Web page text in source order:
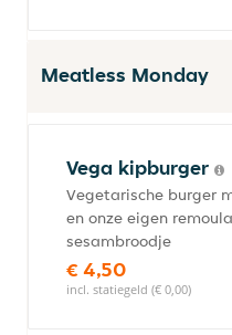
Meatless Monday
Vega kipburger
Vegetarische burger
en onze eigen
sesambroodje
€ 4,50
incl. statiegeld (€ 0,00)